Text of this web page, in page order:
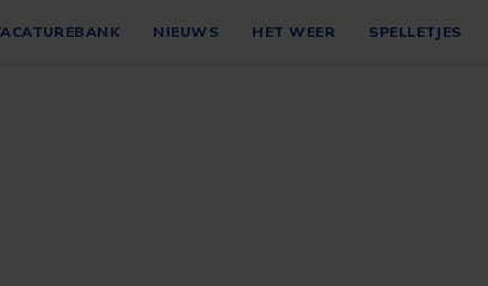
NIEUWS HET WEER SPELLETJES